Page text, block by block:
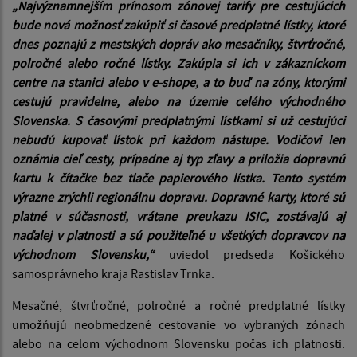
„Najvýznamnejším prínosom zónovej tarify pre cestujúcich
bude nová možnosť zakúpiť si časové predplatné lístky, ktoré
dnes poznajú z mestských dopráv ako mesačníky, štvrťročné,
polročné alebo ročné lístky. Zakúpia si ich v zákazníckom
centre na stanici alebo v e-shope, a to buď na zóny, ktorými
cestujú pravidelne, alebo na územie celého východného
Slovenska. S časovými predplatnými lístkami si už cestujúci
nebudú kupovať lístok pri každom nástupe. Vodičovi len
oznámia cieľ cesty, prípadne aj typ zľavy a priložia dopravnú
kartu k čítačke bez tlače papierového lístka. Tento systém
výrazne zrýchli regionálnu dopravu. Dopravné karty, ktoré sú
platné v súčasnosti, vrátane preukazu ISIC, zostávajú aj
naďalej v platnosti a sú použiteľné u všetkých dopravcov na
východnom Slovensku,“uviedol predseda Košického
samosprávneho kraja Rastislav Trnka.
Mesačné, štvrťročné, polročné a ročné predplatné lístky
umožňujú neobmedzené cestovanie vo vybraných zónach
alebo na celom východnom Slovensku počas ich platnosti.